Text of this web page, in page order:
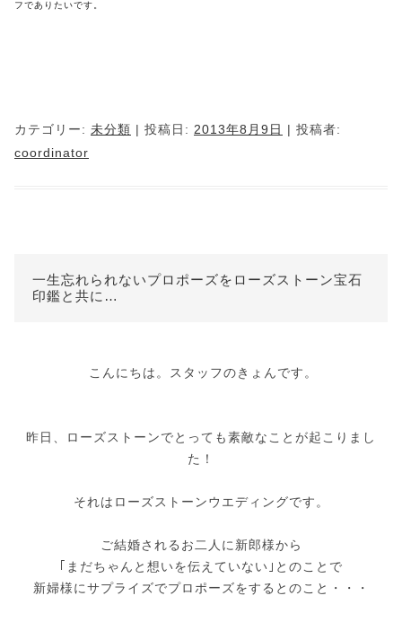
フでありたいです。
カテゴリー: 未分類 | 投稿日: 2013年8月9日 | 投稿者:
coordinator
一生忘れられないプロポーズをローズストーン宝石
印鑑と共に…
こんにちは。スタッフのきょんです。
昨日、ローズストーンでとっても素敵なことが起こりまし
た！
それはローズストーンウエディングです。
ご結婚されるお二人に新郎様から
｢まだちゃんと想いを伝えていない｣とのことで
新婦様にサプライズでプロポーズをするとのこと・・・